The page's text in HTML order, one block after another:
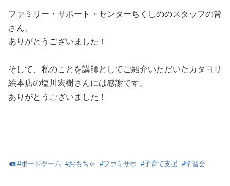
ファミリー・サポート・センターちくしののスタッフの皆
さん、
ありがとうございました！
そして、私のことを講師としてご紹介いただいたカタヨリ
絵本店の塩川宏樹さんには感謝です。
ありがとうございました！
#ボードゲーム #おもちゃ #ファミサポ #子育て支援 #学習会